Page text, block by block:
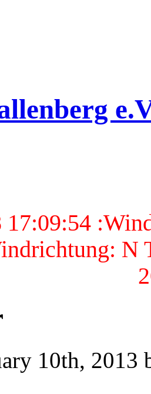
17:09:54
N
10th, 2013